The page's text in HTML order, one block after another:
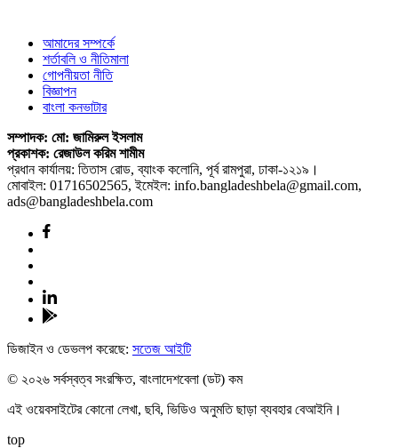
আমাদের সম্পর্কে
শর্তাবলি ও নীতিমালা
গোপনীয়তা নীতি
বিজ্ঞাপন
বাংলা কনভাটার
সম্পাদক: মো: জামিরুল ইসলাম
প্রকাশক: রেজাউল করিম শামীম
প্রধান কার্যালয়: তিতাস রোড, ব্যাংক কলোনি, পূর্ব রামপুরা, ঢাকা-১২১৯।
মোবাইল: 01716502565, ইমেইল: info.bangladeshbela@gmail.com,
ads@bangladeshbela.com
ডিজাইন ও ডেভলপ করেছে: সতেজ আইটি
© ২০২৬ সর্বস্বত্ব সংরক্ষিত, বাংলাদেশবেলা (ডট) কম
এই ওয়েবসাইটের কোনো লেখা, ছবি, ভিডিও অনুমতি ছাড়া ব্যবহার বেআইনি।
top